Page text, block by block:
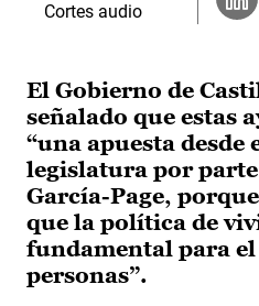
El Gobierno de
señalado que estas
“una apuesta desde
legislatura por
García-Page,
que la política de
fundamental para
personas”.
Cortes audio